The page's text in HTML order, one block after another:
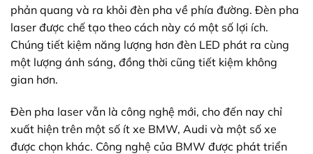
phản quang và ra khỏi đèn pha về phía đường. Đèn pha
laser được chế tạo theo cách này có một số lợi ích.
Chúng tiết kiệm năng lượng hơn đèn LED phát ra cùng
một lượng ánh sáng, đồng thời cũng tiết kiệm không
gian hơn.
Đèn pha laser vẫn là công nghệ mới, cho đến nay chỉ
xuất hiện trên một số ít xe BMW, Audi và một số xe
được chọn khác. Công nghệ của BMW được phát triển